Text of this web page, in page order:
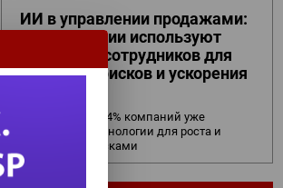
ИИ в управлении продажами:
как компании используют
цифровых сотрудников для
снижения рисков и ускорения
ИИ в бизнесе: 54% компаний уже
используют технологии для роста и
управления рисками